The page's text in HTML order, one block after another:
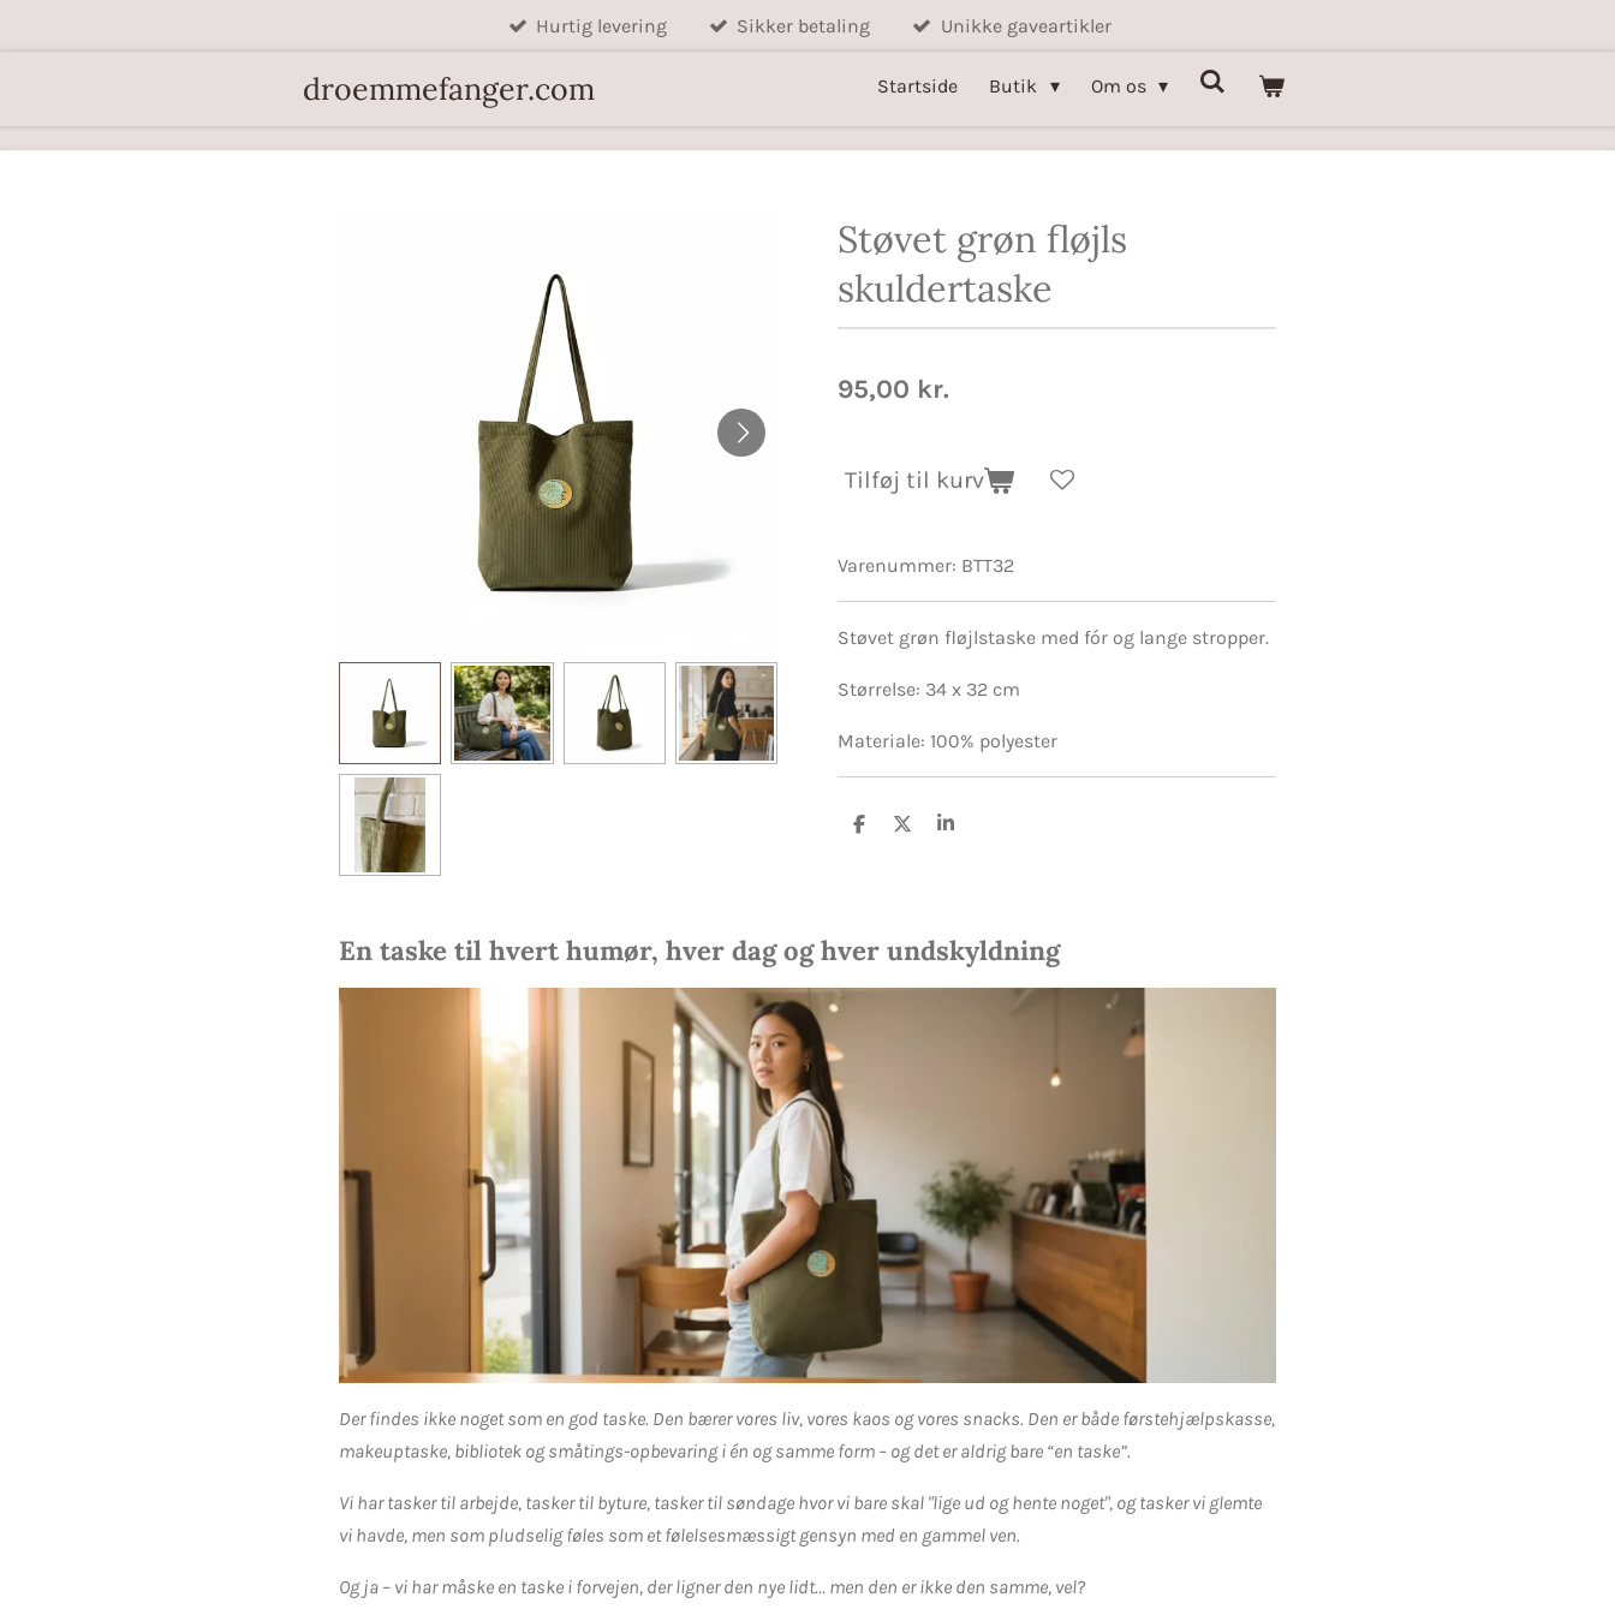
Hurtig levering Sikker betaling Unikke gaveartikler
droemmefanger.com Startside Butik Om os
Støvet grøn fløjls
skuldertaske
95,00 kr.
Tilføj til kurv
Varenummer: BTT32
Støvet grøn fløjlstaske med fór og lange stropper.
Størrelse: 34 x 32 cm
Materiale: 100% polyester
D
D
D
En taske til hvert humør, hver dag og hver undskyldning
Der findes ikke noget som en god taske. Den bærer vores liv, vores kaos og vores snacks. Den er både førstehjælpskasse,
makeuptaske, bibliotek og småtings-opbevaring i én og samme form – og det er aldrig bare “en taske”.
Vi har tasker til arbejde, tasker til byture, tasker til søndage hvor vi bare skal "lige ud og hente noget", og tasker vi glemte
vi havde, men som pludselig føles som et følelsesmæssigt gensyn med en gammel ven.
Og ja – vi har måske en taske i forvejen, der ligner den nye lidt… men den er ikke den samme, vel?